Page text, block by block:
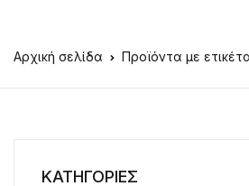
Αρχική σελίδα Προϊόντα με
ΚΑΤΗΓΟΡΙΕΣ